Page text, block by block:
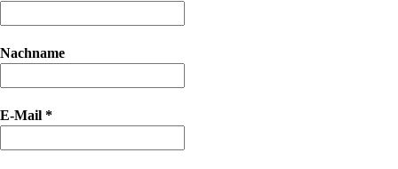
Nachname
E-Mail *